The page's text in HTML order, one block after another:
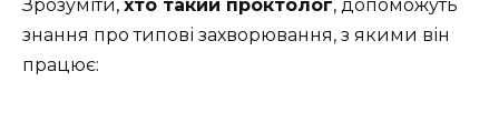
Зрозуміти, хто такий проктолог, допоможуть
знання про типові захворювання, з якими він
працює: